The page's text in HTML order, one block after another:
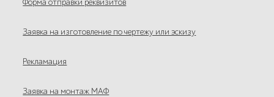
Форма отправки реквизитов
Заявка на изготовление по чертежу или эскизу
Рекламация
Заявка на монтаж МАФ